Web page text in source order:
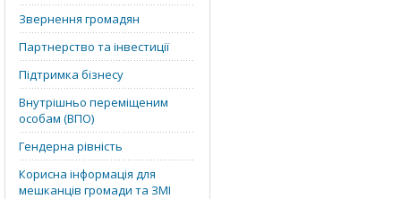
Звернення громадян
Партнерство та інвестиції
Підтримка бізнесу
Внутрішньо переміщеним
особам (ВПО)
Гендерна рівність
Корисна інформація для
мешканців громади та ЗМІ